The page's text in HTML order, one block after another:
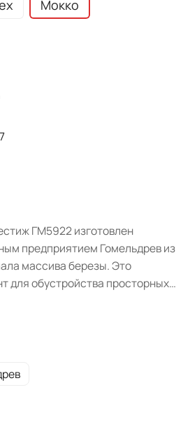
Мокко
ГМ5922 изготовлен
предприятием Гомельдрев из
массива березы. Это
для обустройства просторных
которых оформлен в
дизайна и утонченностью
фигурные элементы
резьба, роскошная